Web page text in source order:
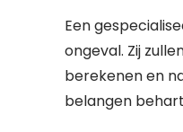
Een
ongeval. Zij
berekenen en
belangen